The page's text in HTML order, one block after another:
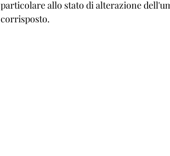
particolare allo stato di alterazione
corrisposto.